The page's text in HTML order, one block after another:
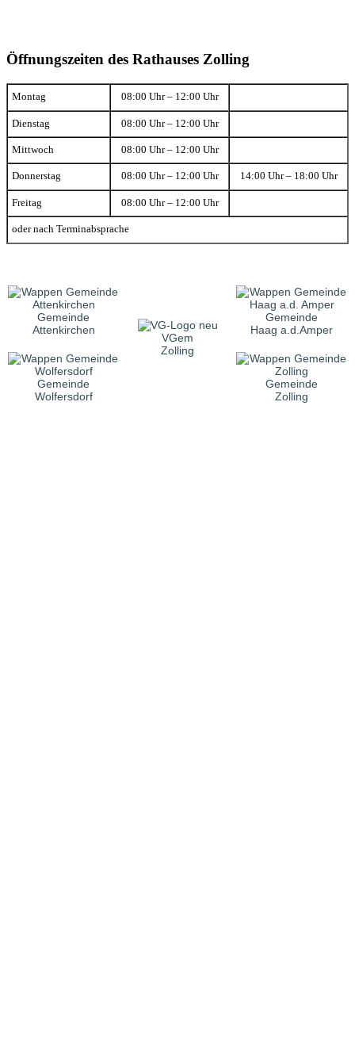
Öffnungszeiten des Rathauses Zolling
Montag 08:00 Uhr – 12:00 Uhr
Dienstag 08:00 Uhr – 12:00 Uhr
Mittwoch 08:00 Uhr – 12:00 Uhr
Donnerstag 08:00 Uhr – 12:00 Uhr 14:00 Uhr – 18:00 Uhr
Freitag 08:00 Uhr – 12:00 Uhr
oder nach Terminabsprache
Gemeinde
Attenkirchen
VGem
Zolling
Gemeinde
Haag a.d.Amper
Gemeinde
Wolfersdorf
Gemeinde
Zolling